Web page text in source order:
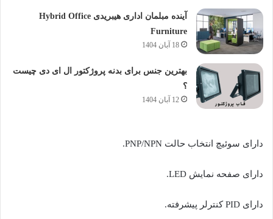
آینده مبلمان اداری هیبریدی Hybrid Office
Furniture
18 آبان 1404
بهترین جنس برای بدنه پروژکتور ال ای دی چیست
؟
12 آبان 1404
دارای سوئیچ انتخاب حالت PNP/NPN.
دارای صفحه نمایش LED.
دارای PID کنترلر پیشرفته.